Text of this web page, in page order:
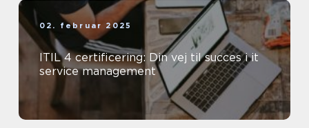
02. februar 2025
ITIL 4 certificering: Din vej til succes i it
service management